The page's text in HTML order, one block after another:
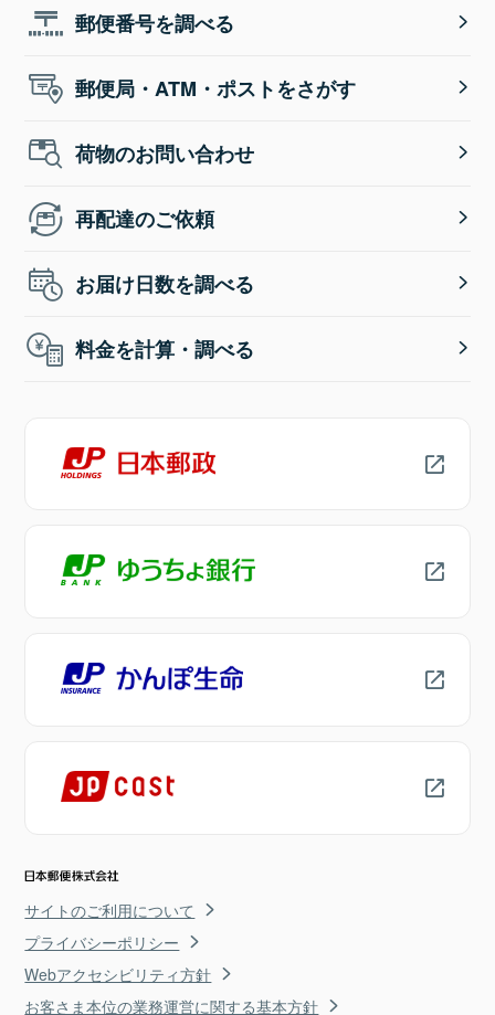
郵便番号を調べる
郵便局・ATM・ポストをさがす
荷物のお問い合わせ
再配達のご依頼
お届け日数を調べる
料金を計算・調べる
サイトのご利用について
プライバシーポリシー
Webアクセシビリティ方針
お客さま本位の業務運営に関する基本方針